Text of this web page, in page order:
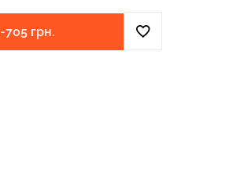
-705 грн.